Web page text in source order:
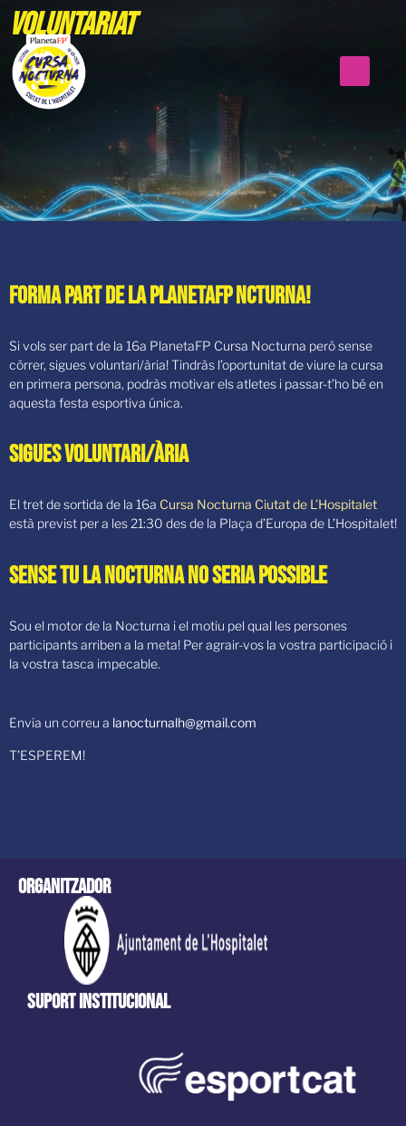
Voluntariat
FORMA PART DE la planetaFP ncturna!
Si vols ser part de la 16a PlanetaFP Cursa Nocturna però sense
córrer, sigues voluntari/ària! Tindràs l’oportunitat de viure la cursa
en primera persona, podràs motivar els atletes i passar-t’ho bé en
aquesta festa esportiva única.
Sigues voluntari/ària
El tret de sortida de la 16a Cursa Nocturna Ciutat de L’Hospitalet
està previst per a les 21:30 des de la Plaça d’Europa de L’Hospitalet!
Sense tu la nocturna no seria possible
Sou el motor de la Nocturna i el motiu pel qual les persones
participants arriben a la meta! Per agrair-vos la vostra participació i
la vostra tasca impecable.
Envia un correu a lanocturnalh@gmail.com
T’ESPEREM!
Organitzador
Suport Institucional